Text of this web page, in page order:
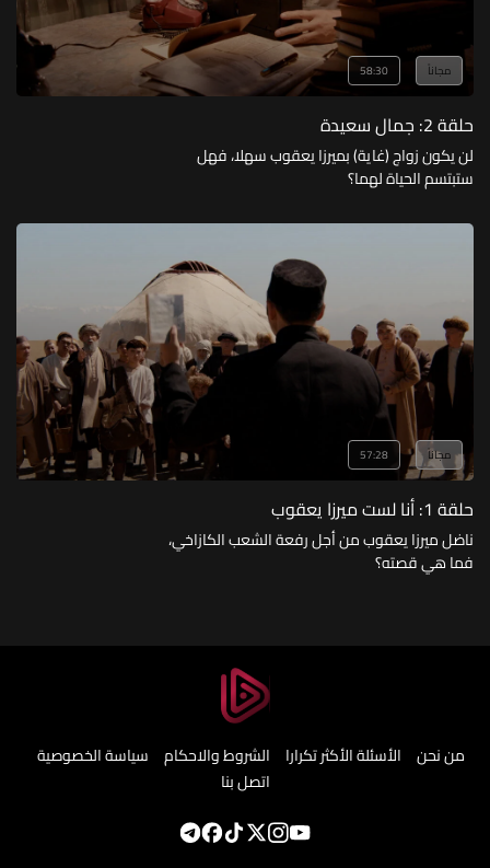
مجاناً 58:30
حلقة 2: جمال سعيدة
لن يكون زواج (غاية) بميرزا يعقوب سهلا، فهل
ستبتسم الحياة لهما؟
مجاناً 57:28
حلقة 1: أنا لست ميرزا يعقوب
ناضل ميرزا يعقوب من أجل رفعة الشعب الكازاخي،
فما هي قصته؟
من نحن الأسئلة الأكثر تكرارا الشروط والاحكام سياسة الخصوصية
اتصل بنا